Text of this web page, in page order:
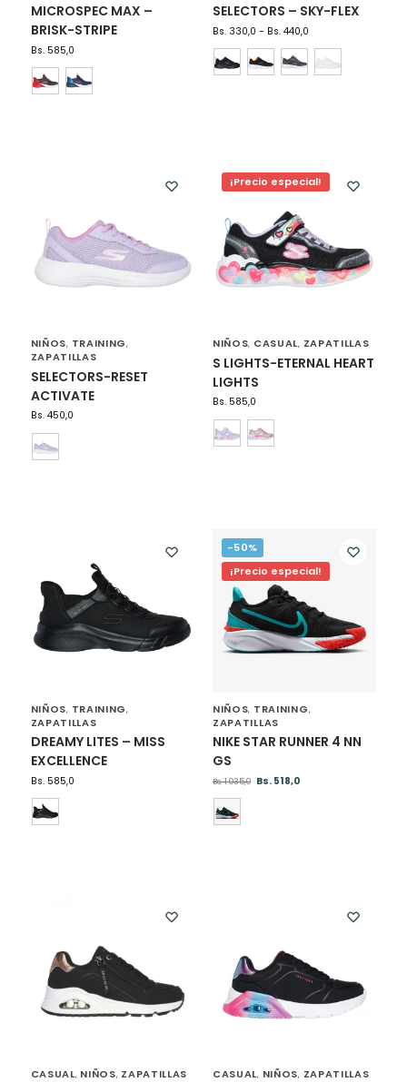
MICROSPEC MAX –
BRISK-STRIPE
Bs.585,0
SELECTORS – SKY-FLEX
Bs.330,0 - Bs.440,0
NIÑOS, TRAINING,
ZAPATILLAS
SELECTORS-RESET
ACTIVATE
Bs.450,0
¡Precio especial!
NIÑOS, CASUAL, ZAPATILLAS
S LIGHTS-ETERNAL HEART
LIGHTS
Bs.585,0
NIÑOS, TRAINING,
ZAPATILLAS
DREAMY LITES – MISS
EXCELLENCE
Bs.585,0
-50%
¡Precio especial!
NIÑOS, TRAINING,
ZAPATILLAS
NIKE STAR RUNNER 4 NN
GS
Bs.1.035,0 Bs. 518,0
CASUAL, NIÑOS, ZAPATILLAS CASUAL, NIÑOS, ZAPATILLAS